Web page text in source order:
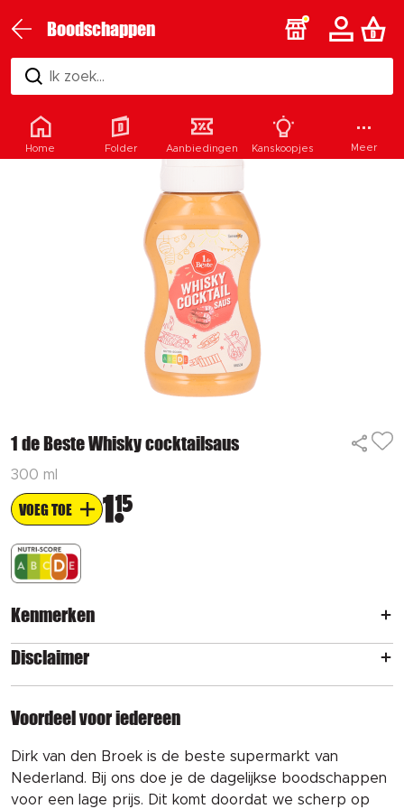
Boodschappen
Ik zoek...
1 de Beste Whisky cocktailsaus
300 ml
VOEG TOE 1 15
Kenmerken
Disclaimer
Voordeel voor iedereen
Dirk van den Broek is de beste supermarkt van
Nederland. Bij ons doe je de dagelijkse boodschappen
voor een lage prijs. Dit komt doordat we scherp op
Home Folder Aanbiedingen Kanskoopjes Meer